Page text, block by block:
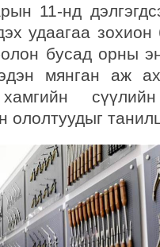
11-нд
удаагаа зохион
бусад орны
мянган аж
ололтуудыг